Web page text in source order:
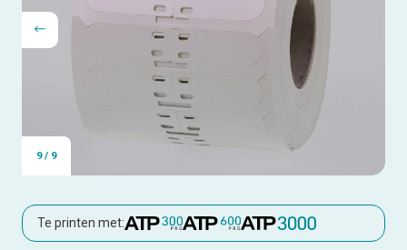
9/ 9
Te printen met: